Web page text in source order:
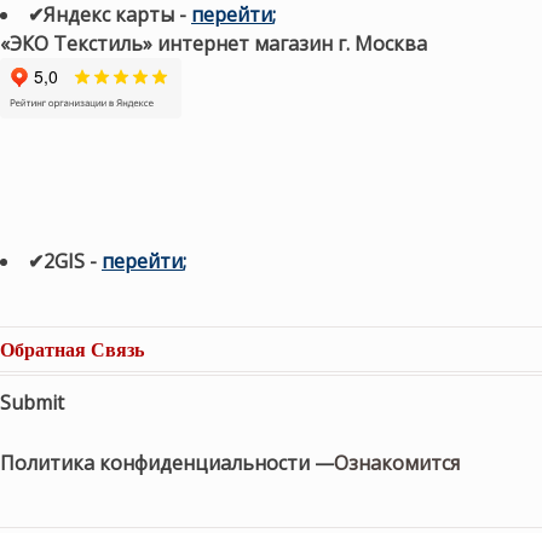
✔Яндекс карты - перейти;
«ЭКО Текстиль» интернет магазин г. Москва
✔2GIS - перейти;
Обратная Связь
Submit
Политика конфиденциальности —Ознакомится